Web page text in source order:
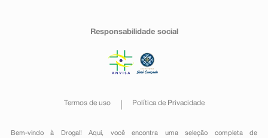
Responsabilidade social
Termos de uso Política de Privacidade
Bem-vindo à Drogal! Aqui, você encontra uma seleção completa de